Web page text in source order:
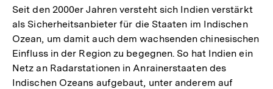
der
Fußnote
Seit den 2000er Jahren versteht sich Indien verstärkt
als Sicherheitsanbieter für die Staaten im Indischen
Ozean, um damit auch dem wachsenden chinesischen
Einfluss in der Region zu begegnen. So hat Indien ein
Netz an Radarstationen in Anrainerstaaten des
Indischen Ozeans aufgebaut, unter anderem auf